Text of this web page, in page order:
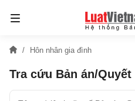
Hôn nhân gia đình
Tra cứu Bản án/